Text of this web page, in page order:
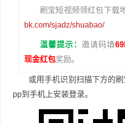
刷宝短视频领红包下载
bk.com/sjadz/shuabao/
温馨提示： 邀请码填
现金红包奖励。
或用手机识别扫描下方的
pp到手机上安装登录。